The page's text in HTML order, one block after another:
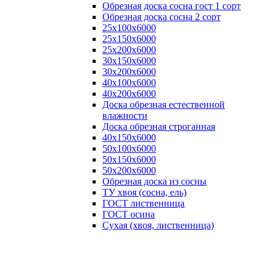
Обрезная доска сосна гост 1 сорт
Обрезная доска сосна 2 сорт
25х100х6000
25х150х6000
25х200х6000
30х150х6000
30х200х6000
40х100х6000
40х200х6000
Доска обрезная естественной
влажности
Доска обрезная строганная
40х150х6000
50х100х6000
50х150х6000
50х200х6000
Обрезная доска из сосны
ТУ хвоя (сосна, ель)
ГОСТ лиственница
ГОСТ осина
Сухая (хвоя, лиственница)